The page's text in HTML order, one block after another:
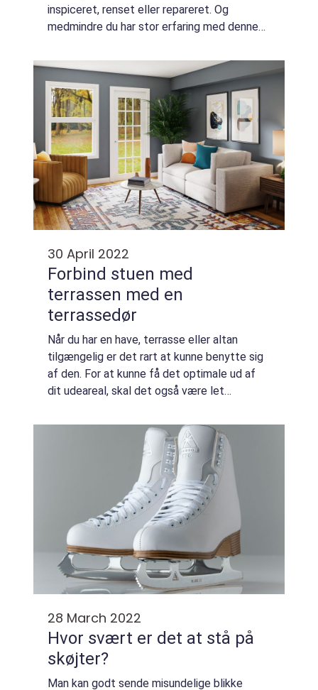
inspiceret, renset eller repareret. Og
medmindre du har stor erfaring med denne
kvalificeret professionel til at udføre arbej...
30 April 2022
Forbind stuen med
terrassen med en
terrassedør
Når du har en have, terrasse eller altan
tilgængelig er det rart at kunne benytte sig
af den. For at kunne få det optimale ud af
dit udeareal, skal det også være let
trække dig ud i haven, uden at det kræv...
28 March 2022
Hvor svært er det at stå på
skøjter?
Man kan godt sende misundelige blikke